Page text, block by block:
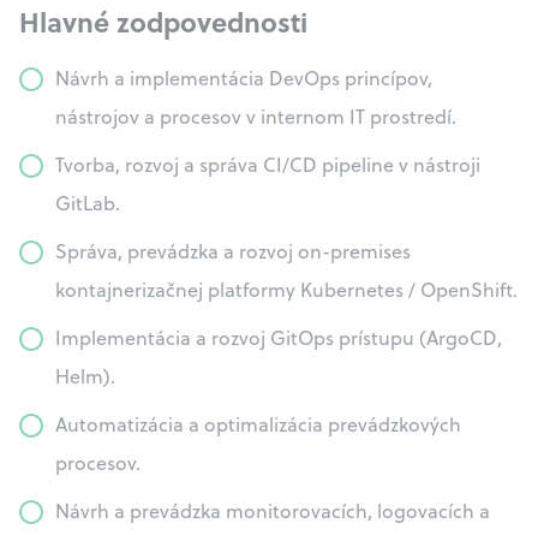
Hlavné zodpovednosti
Návrh a implementácia DevOps princípov,
nástrojov a procesov v internom IT prostredí.
Tvorba, rozvoj a správa CI/CD pipeline v nástroji
GitLab.
Správa, prevádzka a rozvoj on-premises
kontajnerizačnej platformy Kubernetes / OpenShift.
Implementácia a rozvoj GitOps prístupu (ArgoCD,
Helm).
Automatizácia a optimalizácia prevádzkových
procesov.
Návrh a prevádzka monitorovacích, logovacích a